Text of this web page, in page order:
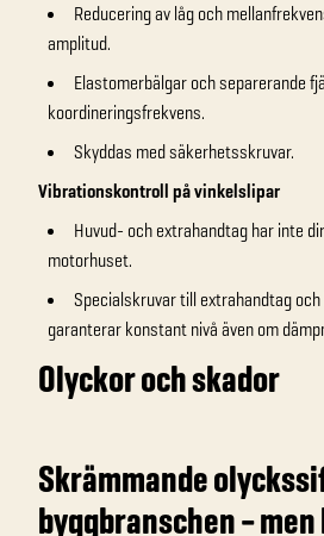
Reducering av låg och
amplitud.
Elastomerbälgar och separerande
koordineringsfrekvens.
Skyddas med säkerhetsskruvar.
Vibrationskontroll på vinkelslipar
Huvud- och extrahandtag har inte
motorhuset.
Specialskruvar till extrahandtag
garanterar konstant nivå även om
Olyckor och skador
Skrämmande
byggbranschen –